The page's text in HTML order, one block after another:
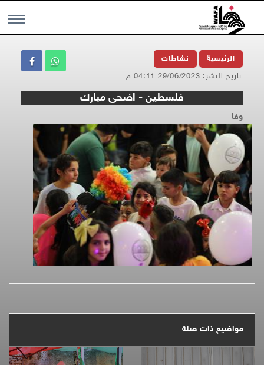
MENU الرئيسية نشاطات
تاريخ النشر: 29/06/2023 04:11 م
فلسطين - اضحى مبارك
وفا
مواضيع ذات صلة